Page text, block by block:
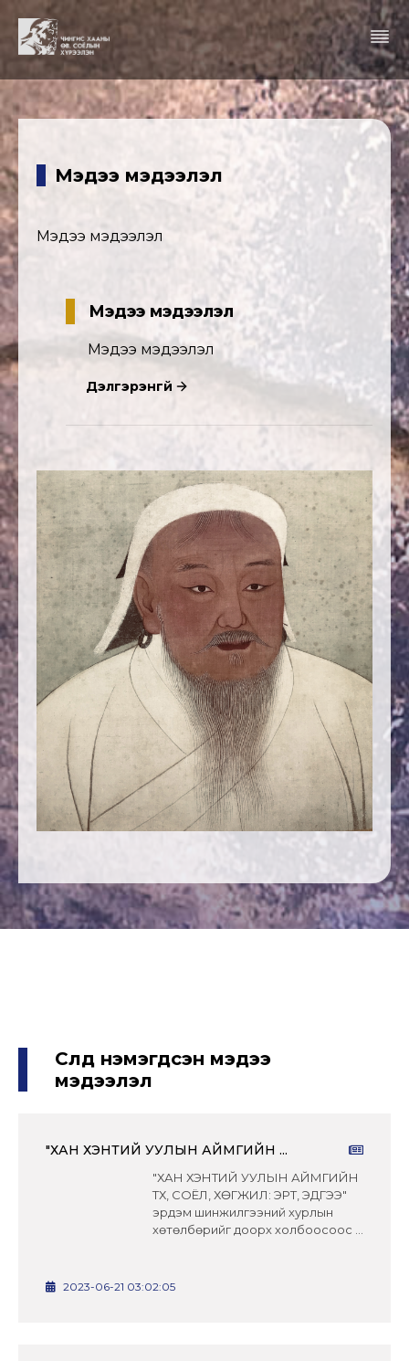
Мэдээ мэдээлэл
Мэдээ мэдээлэл
Мэдээ мэдээлэл
Мэдээ мэдээлэл
Дэлгэрэнгүй
Сүүлд нэмэгдсэн мэдээ
мэдээлэл
"ХАН ХЭНТИЙ УУЛЫН АЙМГИЙН ...
"ХАН ХЭНТИЙ УУЛЫН АЙМГИЙН
ТҮҮХ, СОЁЛ, ХӨГЖИЛ: ЭРТ, ЭДҮГЭЭ"
эрдэм шинжилгээний хурлын
хөтөлбөрийг доорх холбоосоос ...
2023-06-21 03:02:05